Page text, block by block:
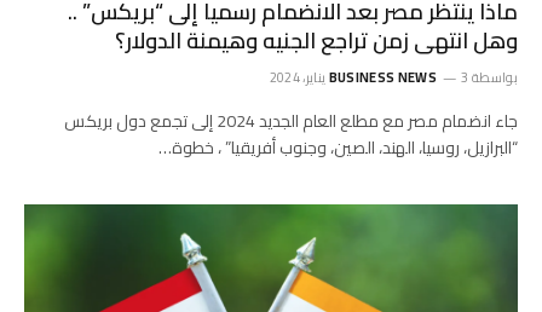
ماذا ينتظر مصر بعد الانضمام رسميا إلى “بريكس” ..
وهل انتهى زمن تراجع الجنيه وهيمنة الدولار؟
بواسطة BUSINESS NEWS 3 يناير، 2024
‏جاء انضمام مصر مع مطلع العام الجديد 2024 إلى تجمع دول بريكس
“البرازيل، روسيا، الهند، الصين، وجنوب أفريقيا” ، خطوة…